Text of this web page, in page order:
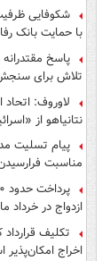
شکوفایی
با حمایت‌ بانک
پاسخ
تلاش برای
لاوروف:
نتانیاهو از
پیام تسلیت
مناسبت
عاشورای حسینی
ازدواج در
کارگران
تکلیف قرارداد
اخراج